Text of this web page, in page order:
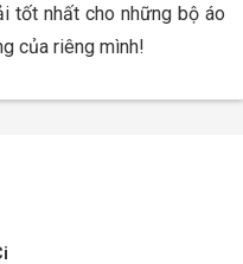
tốt nhất cho những bộ áo
của riêng mình!